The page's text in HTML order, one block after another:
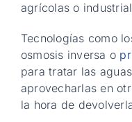
agrícolas o
Tecnologías como
osmosis inversa o
para tratar las
aprovecharlas en
la hora de